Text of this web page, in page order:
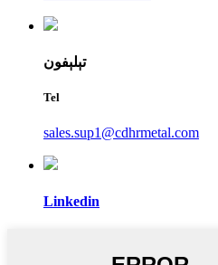
تېلېفون
Tel
sales.sup1@cdhrmetal.com
Linkedin